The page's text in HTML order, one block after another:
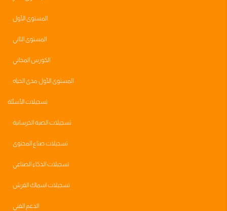
المستوى الأول
المستوى الثاني
الكورس المجاني
المستوى الأول مدى الحياه
تسجيلات الأسئلة
تسجيلات الصبة الخرسانية
تسجيلات صناع المحتوى
تسجيلات الذكاء الصناعي
تسجيلات اسماك القرش
الدعم الفني